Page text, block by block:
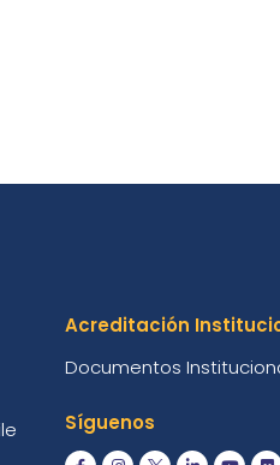
Acreditación
Documentos
Síguenos